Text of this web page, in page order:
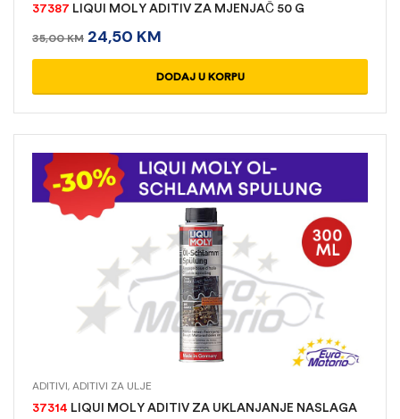
37387 LIQUI MOLY ADITIV ZA MJENJAČ 50 G
35,00KM 24,50 KM
DODAJ U KORPU
ADITIVI,ADITIVI ZA ULJE
37314 LIQUI MOLY ADITIV ZA UKLANJANJE NASLAGA